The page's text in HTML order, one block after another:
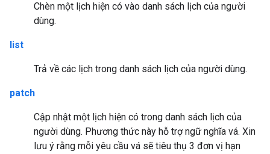
Chèn một lịch hiện có vào danh sách lịch của người
dùng.
list
Trả về các lịch trong danh sách lịch của người dùng.
patch
Cập nhật một lịch hiện có trong danh sách lịch của
người dùng. Phương thức này hỗ trợ ngữ nghĩa vá. Xin
lưu ý rằng mỗi yêu cầu vá sẽ tiêu thụ 3 đơn vị hạn